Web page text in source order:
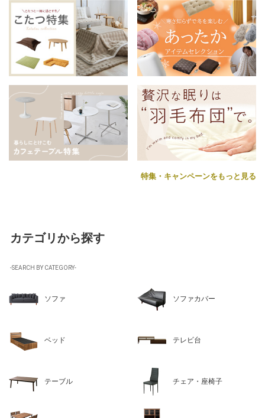
特集・キャンペーンをもっと見る
カテゴリから探す
-SEARCH BY CATEGORY-
ソファ ソファカバー
ベッド テレビ台
テーブル チェア・座椅子